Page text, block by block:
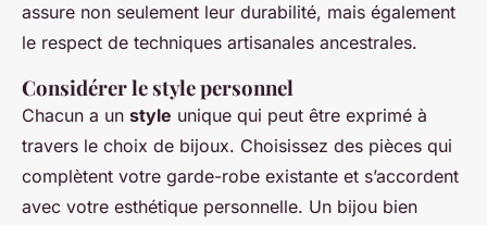
assure non seulement leur durabilité, mais également
le respect de techniques artisanales ancestrales.
Considérer le style personnel
Chacun a un style unique qui peut être exprimé à
travers le choix de bijoux. Choisissez des pièces qui
complètent votre garde-robe existante et s’accordent
avec votre esthétique personnelle. Un bijou bien